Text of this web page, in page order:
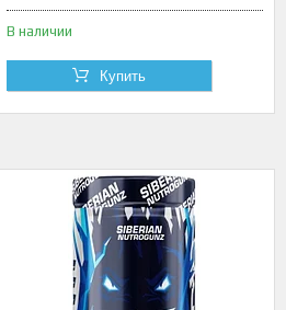
В наличии
Купить